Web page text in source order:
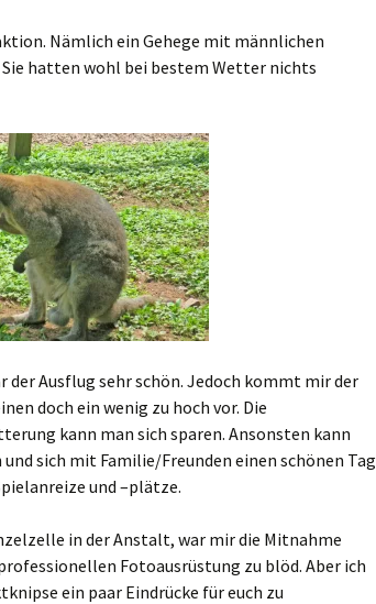
Nämlich ein Gehege mit männlichen
Sie hatten wohl bei bestem Wetter nichts
Ausflug sehr schön. Jedoch kommt mir der
doch ein wenig zu hoch vor. Die
kann man sich sparen. Ansonsten kann
sich mit Familie/Freunden einen schönen Tag
und –plätze.
in der Anstalt, war mir die Mitnahme
Fotoausrüstung zu blöd. Aber ich
ein paar Eindrücke für euch zu